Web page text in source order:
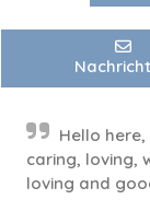
Hello
caring, loving,
loving and